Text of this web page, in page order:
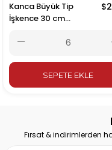
Kanca Büyük Tip
İşkence 30 cm
SEPETE EKLE
Fırsat & indirimlerden